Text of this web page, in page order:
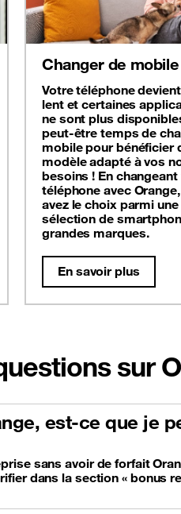
Changer de mobile
Votre téléphone
lent et certaines
ne sont plus
peut-être temps de
mobile pour bénéficier
modèle adapté à vos
besoins ! En
téléphone avec
avez le choix parmi une
sélection de
grandes marques.
En savoir plus
sur
est-ce que je
sans avoir de forfait
dans la section « bonus